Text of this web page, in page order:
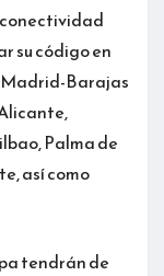
su código en
Madrid-Barajas
Palma de
así como
tendrán de